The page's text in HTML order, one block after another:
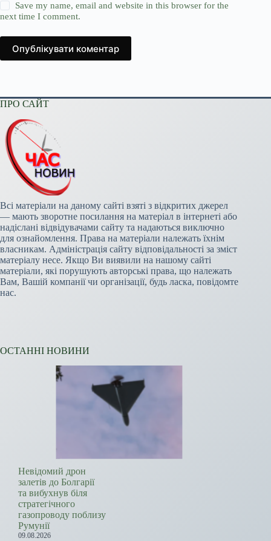
Save my name, email and website in this browser for the
next time I comment.
Опублікувати коментар
ПРО САЙТ
Всі матеріали на даному сайті взяті з відкритих джерел
— мають зворотне посилання на матеріал в інтернеті або
надіслані відвідувачами сайту та надаються виключно
для ознайомлення. Права на матеріали належать їхнім
власникам. Адміністрація сайту відповідальності за зміст
матеріалу несе. Якщо Ви виявили на нашому сайті
матеріали, які порушують авторські права, що належать
Вам, Вашій компанії чи організації, будь ласка, повідомте
нас.
ОСТАННІ НОВИНИ
Невідомий дрон
залетів до Болгарії
та вибухнув біля
стратегічного
газопроводу поблизу
Румунії
09.08.2026